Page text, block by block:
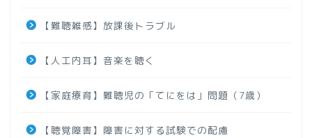
【難聴雑感】放課後トラブル
【人工内耳】音楽を聴く
【家庭療育】難聴児の「てにをは」問題（7歳）
【聴覚障害】障害に対する試験での配慮